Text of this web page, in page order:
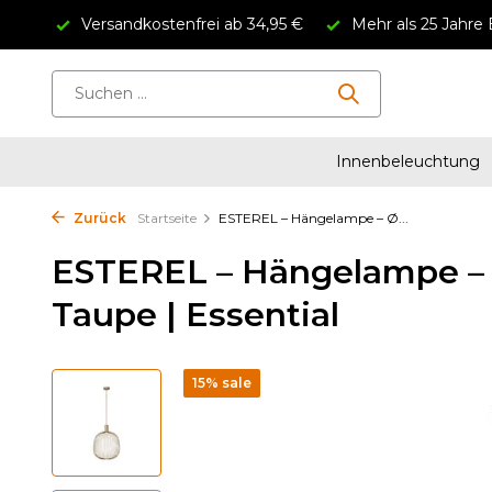
Versandkostenfrei ab 34,95 € Mehr als 25 Jahre
Innenbeleuchtung
Zurück Startseite ESTEREL – Hängelampe – Ø...
ESTEREL – Hängelampe
Taupe | Essential
15% sale